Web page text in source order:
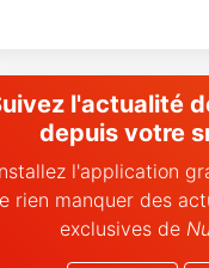
l'actualité
depuis votre
l'application
rien manquer des
exclusives de